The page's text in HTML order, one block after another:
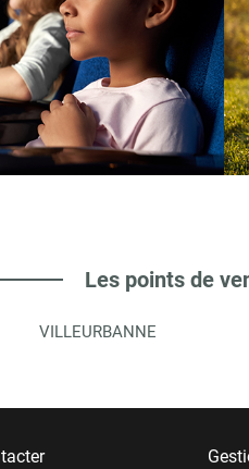
Les points de
VILLEURBANNE